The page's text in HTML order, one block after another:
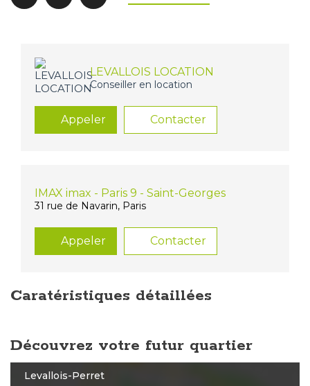
LEVALLOIS LOCATION
Conseiller en location
Appeler Contacter
IMAX imax - Paris 9 - Saint-Georges
31 rue de Navarin, Paris
Appeler Contacter
Caratéristiques détaillées
Découvrez votre futur quartier
Levallois-Perret